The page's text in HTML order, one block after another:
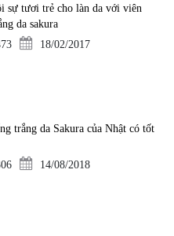
sự tươi trẻ cho làn da với viên
da sakura
18/02/2017
trắng da Sakura của Nhật có tốt
14/08/2018